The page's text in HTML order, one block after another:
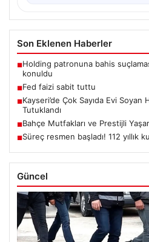
Son Eklenen Haberler
■Holding patronuna bahis
konuldu
■Fed faizi sabit tuttu
■Kayseri’de Çok Sayıda Evi Soyan
Tutuklandı
■Bahçe Mutfakları ve Prestijli
■Süreç resmen başladı! 112 yıllık
Güncel